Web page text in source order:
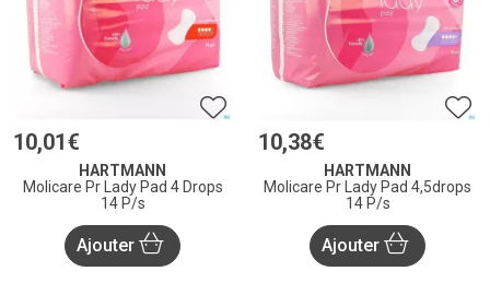
10,01 €
HARTMANN
Molicare Pr Lady Pad 4 Drops
14 P/s
Ajouter
10,38€
HARTMANN
Molicare Pr Lady Pad 4,5drops
14 P/s
Ajouter